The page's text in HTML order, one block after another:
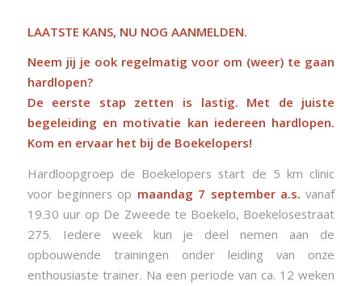
LAATSTE KANS, NU NOG AANMELDEN.
Neem jij je ook regelmatig voor om (weer) te gaan
hardlopen?
De eerste stap zetten is lastig. Met de juiste
begeleiding en motivatie kan iedereen hardlopen.
Kom en ervaar het bij de Boekelopers!
Hardloopgroep de Boekelopers start de 5 km clinic
voor beginners op maandag 7 september a.s.vanaf
19.30 uur op De Zweede te Boekelo, Boekelosestraat
275. Iedere week kun je deel nemen aan de
opbouwende trainingen onder leiding van onze
enthousiaste trainer. Na een periode van ca. 12 weken